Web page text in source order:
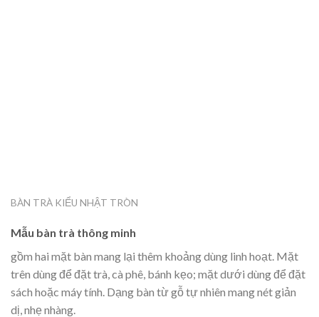
BÀN TRÀ KIỂU NHẬT TRÒN
Mẫu bàn trà thông minh
gồm hai mặt bàn mang lại thêm khoảng dùng linh hoạt. Mặt
trên dùng để đặt trà, cà phê, bánh kẹo; mặt dưới dùng để đặt
sách hoặc máy tính. Dạng bàn từ gỗ tự nhiên mang nét giản
dị, nhẹ nhàng.